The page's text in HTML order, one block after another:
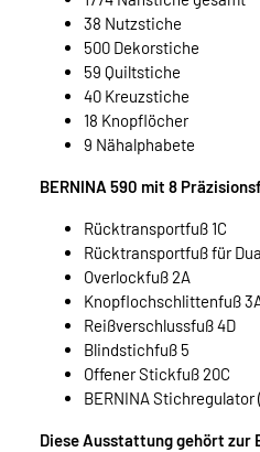
38 Nutzstiche
500 Dekorstiche
59 Quiltstiche
40 Kreuzstiche
18 Knopflöcher
9 Nähalphabete
BERNINA 590 mit 8
Rücktransportfuß 1C
Rücktransportfuß für
Overlockfuß 2A
Knopflochschlittenfuß
Reißverschlussfuß 4D
Blindstichfuß 5
Offener Stickfuß 20C
BERNINA Stichregulator
Diese Ausstattung gehört zur